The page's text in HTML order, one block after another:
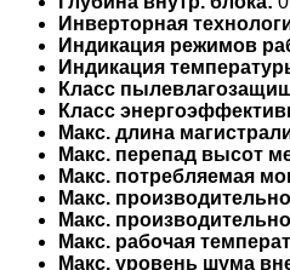
Инверторная
Индикация режимов
Индикация
Класс
Класс
Макс. длина
Макс. перепад высот
Макс. потребляемая
Макс.
Макс.
Макс. рабочая
Макс. уровень шума